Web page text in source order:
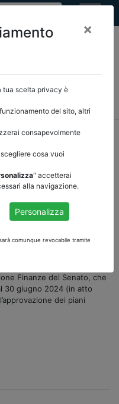
NORMATIVA
/torna indietro
LA
FINANZIARI,
Finanze del Senato, che
30 giugno 2024 (in atto
dei piani
×
tua scelta privacy è
del sito, altri
consapevolmente
cosa vuoi
" accetterai
alla navigazione.
Personalizza
comunque revocabile tramite